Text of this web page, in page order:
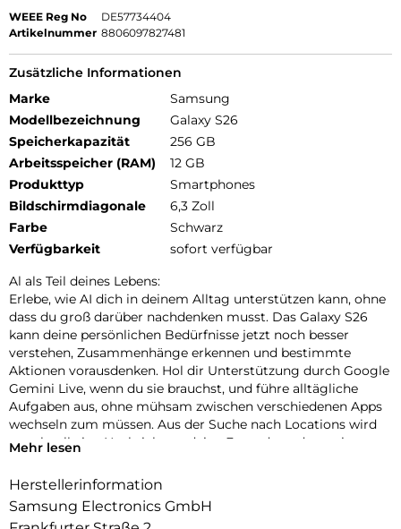
WEEE Reg No
DE57734404
Artikelnummer 8806097827481
Zusätzliche Informationen
Marke
Samsung
Modellbezeichnung
Galaxy S26
Speicherkapazität
256 GB
Arbeitsspeicher (RAM)
12 GB
Produkttyp
Smartphones
Bildschirmdiagonale
6,3 Zoll
Farbe
Schwarz
Verfügbarkeit
sofort verfügbar
Al als Teil deines Lebens:
Erlebe, wie AI dich in deinem Alltag unterstützen kann, ohne
dass du groß darüber nachdenken musst. Das Galaxy S26
kann deine persönlichen Bedürfnisse jetzt noch besser
verstehen, Zusammenhänge erkennen und bestimmte
Aktionen vorausdenken. Hol dir Unterstützung durch Google
Gemini Live, wenn du sie brauchst, und führe alltägliche
Aufgaben aus, ohne mühsam zwischen verschiedenen Apps
wechseln zum müssen. Aus der Suche nach Locations wird
so schnell eine Nachricht an deine Freunde und aus einer
Nutze auch Circle to Search mit Google, um schnell die
kann jetzt mehrere Elemente gleichzeitig erkennen, etwa ein
Mehr lesen
Herstellerinformation
Samsung Electronics GmbH